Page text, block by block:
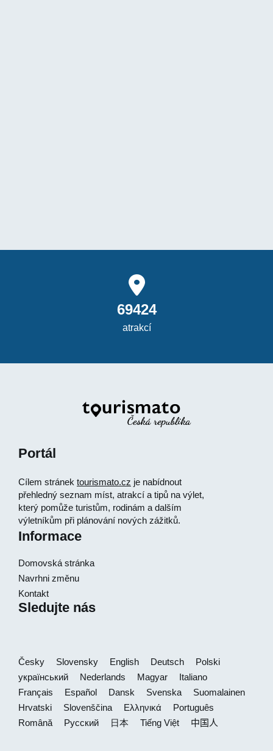
69424
atrakcí
Portál
Cílem stránek tourismato.cz je nabídnout
přehledný seznam míst, atrakcí a tipů na výlet,
který pomůže turistům, rodinám a dalším
výletníkům při plánování nových zážitků.
Informace
Domovská stránka
Navrhni změnu
Kontakt
Sledujte nás
Česky Slovensky English Deutsch
Polski
український
Nederlands Magyar
Italiano
Français
Español Dansk Svenska
Suomalainen
Hrvatski
Slovenščina Ελληνικά
Português
Română
Русский 日本 Tiếng Việt 中国人